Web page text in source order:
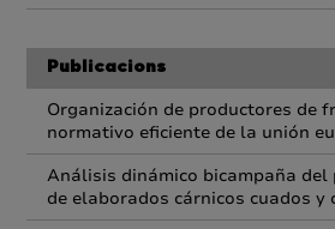
Publicacions
Organización de productores de
normativo eficiente de la unión
Análisis dinámico bicampaña del
de elaborados cárnicos cuados y